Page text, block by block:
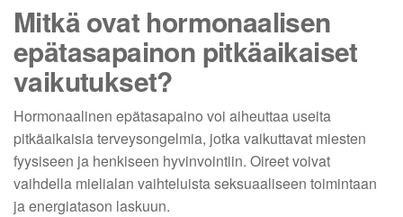
Mitkä ovat hormonaalisen
epätasapainon pitkäaikaiset
vaikutukset?
Hormonaalinen epätasapaino voi aiheuttaa useita
pitkäaikaisia terveysongelmia, jotka vaikuttavat miesten
fyysiseen ja henkiseen hyvinvointiin. Oireet voivat
vaihdella mielialan vaihteluista seksuaaliseen toimintaan
ja energiatason laskuun.